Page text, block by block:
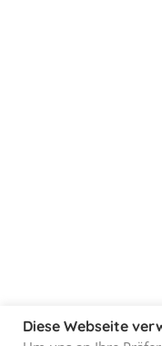
Diese Webseite